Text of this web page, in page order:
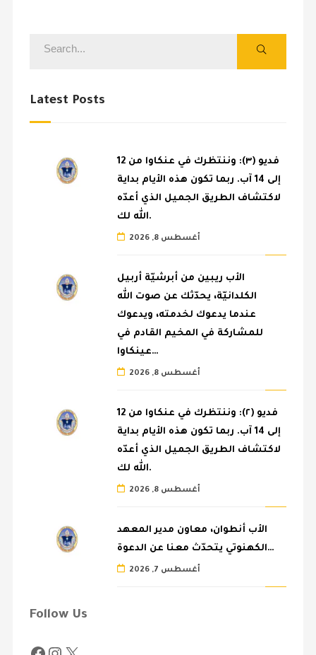
Latest Posts
فديو (٣): وننتظرك في عنكاوا من 12
إلى 14 آب. ربما تكون هذه الأيام بداية
لاكتشاف الطريق الجميل الذي أعدّه
الله لك.
أغسطس 8, 2026
الأب ريبين من أبرشيّة أربيل
الكلدانيّة، يحدّثك عن صوت الله
عندما يدعوك لخدمته، ويدعوك
للمشاركة في المخيم القادم في
عينكاوا…
أغسطس 8, 2026
فديو (٢): وننتظرك في عنكاوا من 12
إلى 14 آب. ربما تكون هذه الأيام بداية
لاكتشاف الطريق الجميل الذي أعدّه
الله لك.
أغسطس 8, 2026
الأب أنطوان، معاون مدير المعهد
الكهنوتي يتحدّث معنا عن الدعوة…
أغسطس 7, 2026
Follow Us